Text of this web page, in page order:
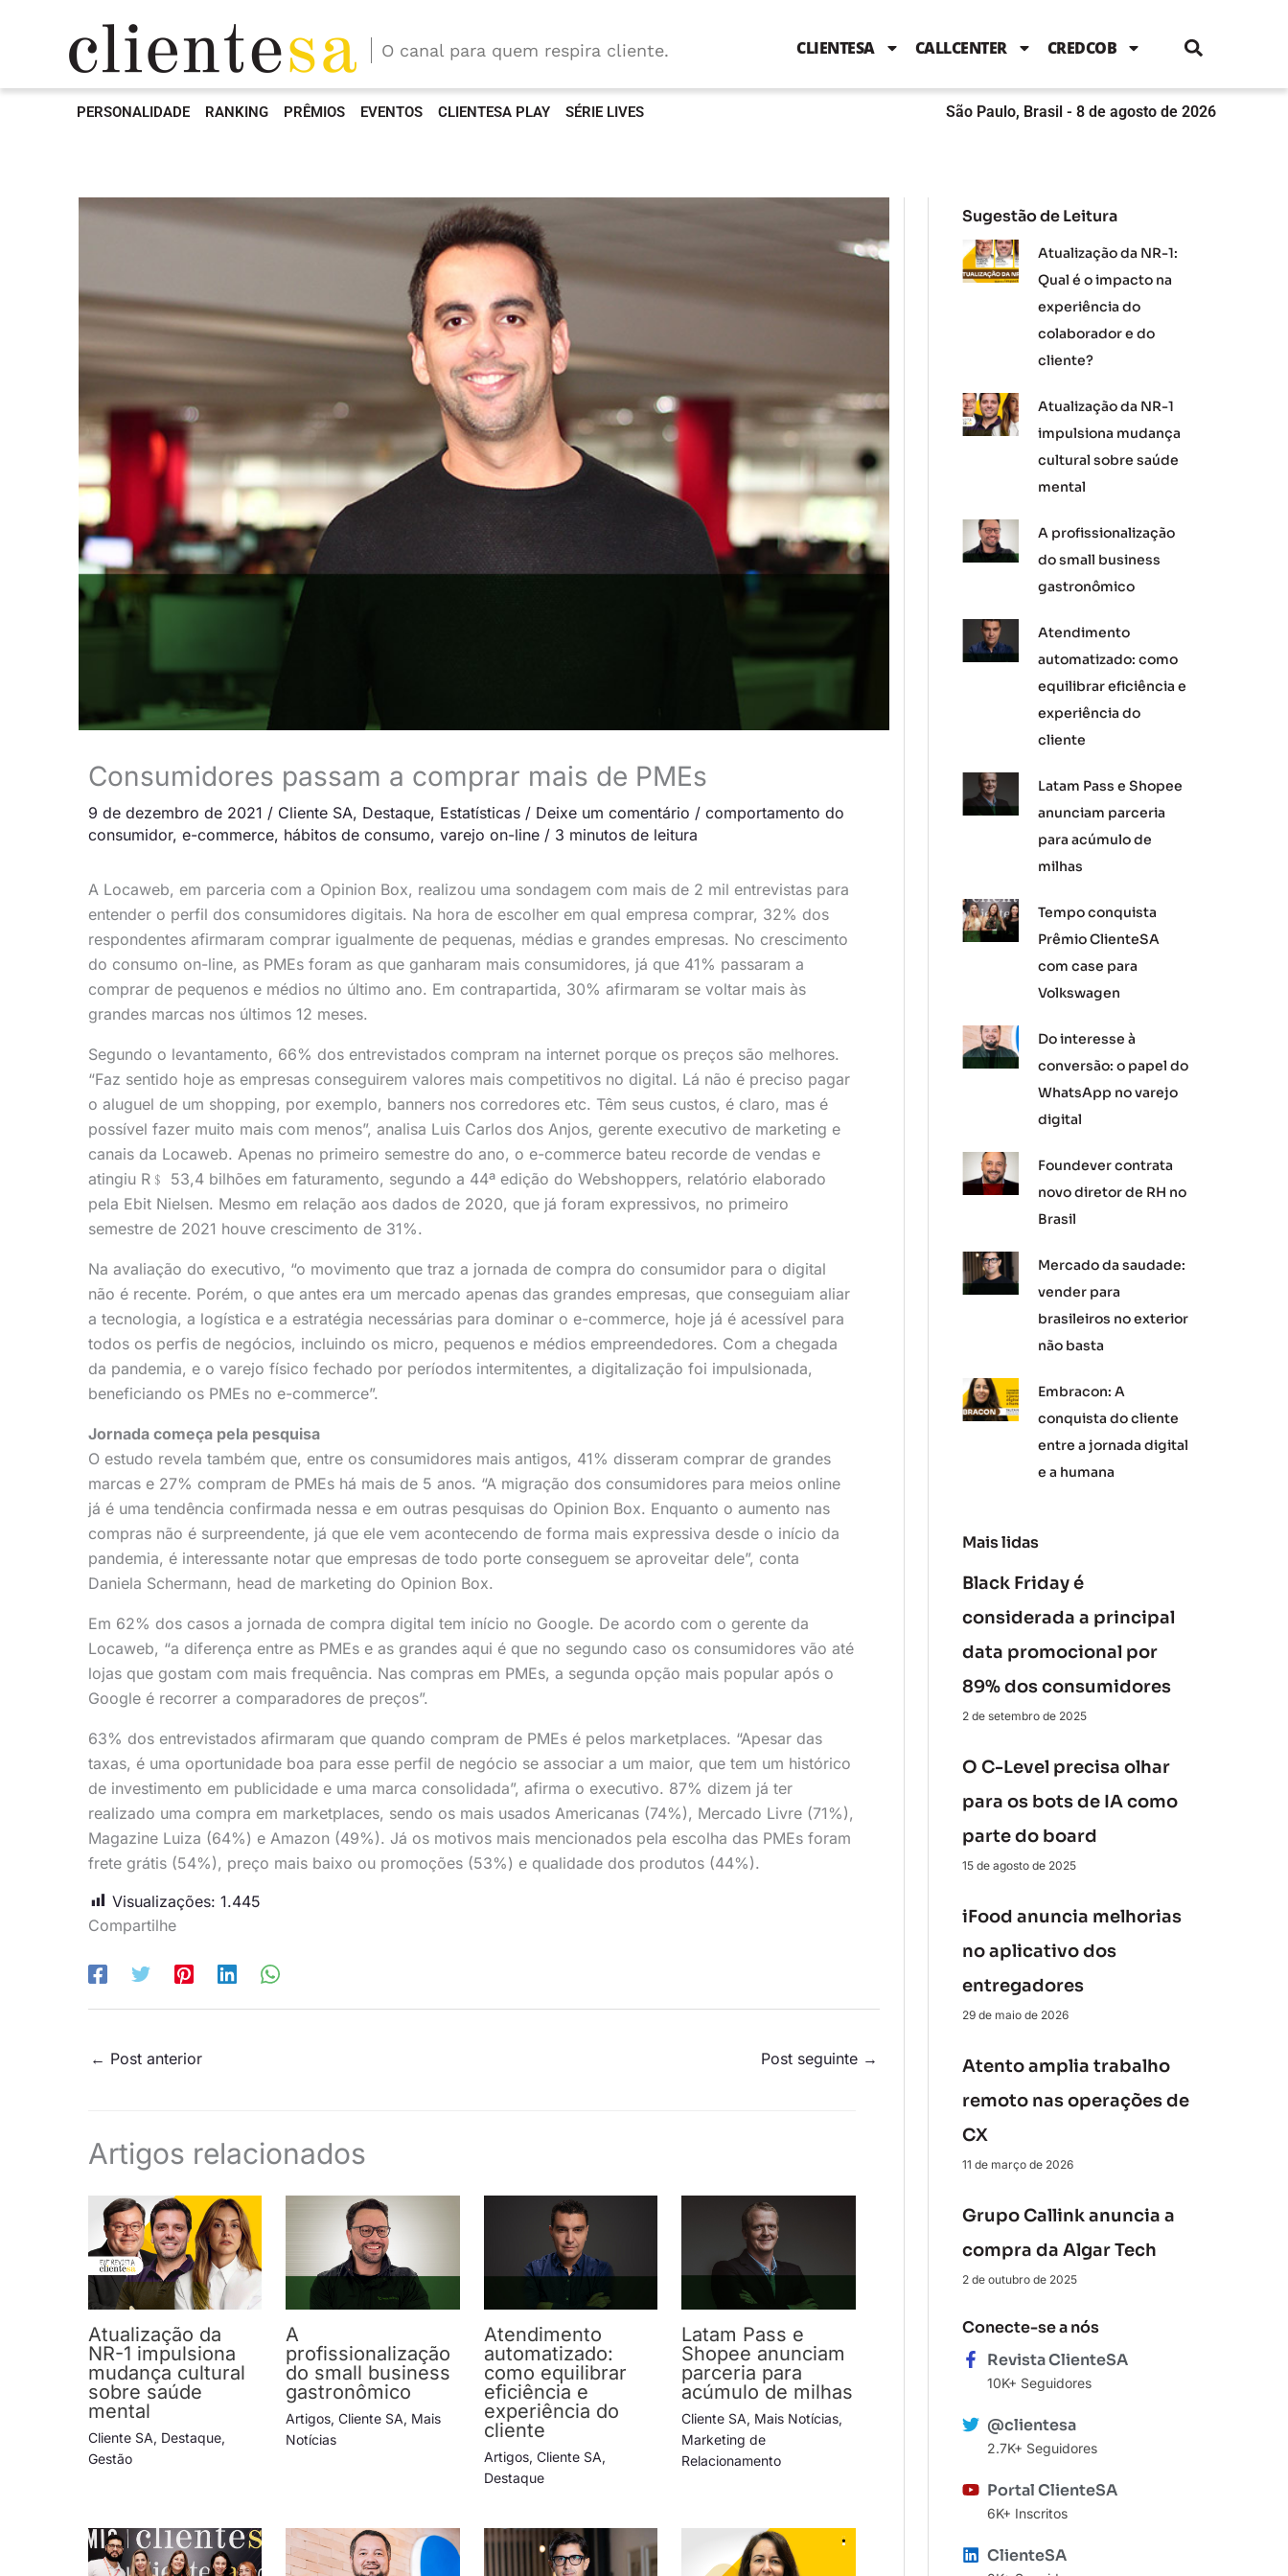
b
o
k
t
e
b
n
g
a
m
O canal para quem respira cliente. CLIENTESA CALLCENTER CREDCOB
PERSONALIDADE RANKING PRÊMIOS EVENTOS CLIENTESA PLAY SÉRIE LIVES São Paulo, Brasil - 8 de agosto de 2026
Consumidores passam a comprar mais de PMEs
9 de dezembro de 2021 / Cliente SA, Destaque, Estatísticas / Deixe um comentário / comportamento do
consumidor, e-commerce, hábitos de consumo, varejo on-line / 3 minutos de leitura
A Locaweb, em parceria com a Opinion Box, realizou uma sondagem com mais de 2 mil entrevistas para
entender o perfil dos consumidores digitais. Na hora de escolher em qual empresa comprar, 32% dos
respondentes afirmaram comprar igualmente de pequenas, médias e grandes empresas. No crescimento
do consumo on-line, as PMEs foram as que ganharam mais consumidores, já que 41% passaram a
comprar de pequenos e médios no último ano. Em contrapartida, 30% afirmaram se voltar mais às
grandes marcas nos últimos 12 meses.
Segundo o levantamento, 66% dos entrevistados compram na internet porque os preços são melhores.
“Faz sentido hoje as empresas conseguirem valores mais competitivos no digital. Lá não é preciso pagar
o aluguel de um shopping, por exemplo, banners nos corredores etc. Têm seus custos, é claro, mas é
possível fazer muito mais com menos”, analisa Luis Carlos dos Anjos, gerente executivo de marketing e
canais da Locaweb. Apenas no primeiro semestre do ano, o e-commerce bateu recorde de vendas e
atingiu R ﹩ 53,4 bilhões em faturamento, segundo a 44ª edição do Webshoppers, relatório elaborado
pela Ebit Nielsen. Mesmo em relação aos dados de 2020, que já foram expressivos, no primeiro
semestre de 2021 houve crescimento de 31%.
Na avaliação do executivo, “o movimento que traz a jornada de compra do consumidor para o digital
não é recente. Porém, o que antes era um mercado apenas das grandes empresas, que conseguiam aliar
a tecnologia, a logística e a estratégia necessárias para dominar o e-commerce, hoje já é acessível para
todos os perfis de negócios, incluindo os micro, pequenos e médios empreendedores. Com a chegada
da pandemia, e o varejo físico fechado por períodos intermitentes, a digitalização foi impulsionada,
beneficiando os PMEs no e-commerce”.
Jornada começa pela pesquisa
O estudo revela também que, entre os consumidores mais antigos, 41% disseram comprar de grandes
marcas e 27% compram de PMEs há mais de 5 anos. “A migração dos consumidores para meios online
já é uma tendência confirmada nessa e em outras pesquisas do Opinion Box. Enquanto o aumento nas
compras não é surpreendente, já que ele vem acontecendo de forma mais expressiva desde o início da
pandemia, é interessante notar que empresas de todo porte conseguem se aproveitar dele”, conta
Daniela Schermann, head de marketing do Opinion Box.
Em 62% dos casos a jornada de compra digital tem início no Google. De acordo com o gerente da
Locaweb, “a diferença entre as PMEs e as grandes aqui é que no segundo caso os consumidores vão até
lojas que gostam com mais frequência. Nas compras em PMEs, a segunda opção mais popular após o
Google é recorrer a comparadores de preços”.
63% dos entrevistados afirmaram que quando compram de PMEs é pelos marketplaces. “Apesar das
taxas, é uma oportunidade boa para esse perfil de negócio se associar a um maior, que tem um histórico
de investimento em publicidade e uma marca consolidada”, afirma o executivo. 87% dizem já ter
realizado uma compra em marketplaces, sendo os mais usados Americanas (74%), Mercado Livre (71%),
Magazine Luiza (64%) e Amazon (49%). Já os motivos mais mencionados pela escolha das PMEs foram
frete grátis (54%), preço mais baixo ou promoções (53%) e qualidade dos produtos (44%).
Visualizações: 1.445
Compartilhe
← Post anterior Post seguinte →
Artigos relacionados
Atualização da
NR-1 impulsiona
mudança cultural
sobre saúde
mental
Cliente SA, Destaque,
Gestão
A
profissionalização
do small business
gastronômico
Artigos,Cliente SA, Mais
Notícias
Atendimento
automatizado:
como equilibrar
eficiência e
experiência do
cliente
Artigos, Cliente SA,
Destaque
Latam Pass e
Shopee anunciam
parceria para
acúmulo de milhas
Cliente SA, Mais Notícias,
Marketing de
Relacionamento
Sugestão de Leitura
Atualização da NR-1:
Qual é o impacto na
experiência do
colaborador e do
cliente?
Atualização da NR-1
impulsiona mudança
cultural sobre saúde
mental
A profissionalização
do small business
gastronômico
Atendimento
automatizado: como
equilibrar eficiência e
experiência do
cliente
Latam Pass e Shopee
anunciam parceria
para acúmulo de
milhas
Tempo conquista
Prêmio ClienteSA
com case para
Volkswagen
Do interesse à
conversão: o papel do
WhatsApp no varejo
digital
Foundever contrata
novo diretor de RH no
Brasil
Mercado da saudade:
vender para
brasileiros no exterior
não basta
Embracon: A
conquista do cliente
entre a jornada digital
e a humana
Mais lidas
Black Friday é
considerada a principal
data promocional por
89% dos consumidores
2 de setembro de 2025
O C-Level precisa olhar
para os bots de IA como
parte do board
15 de agosto de 2025
iFood anuncia melhorias
no aplicativo dos
entregadores
29 de maio de 2026
Atento amplia trabalho
remoto nas operações de
CX
11 de março de 2026
Grupo Callink anuncia a
compra da Algar Tech
2 de outubro de 2025
Conecte-se a nós
Revista ClienteSA
10K+ Seguidores
@clientesa
2.7K+ Seguidores
Portal ClienteSA
6K+ Inscritos
ClienteSA